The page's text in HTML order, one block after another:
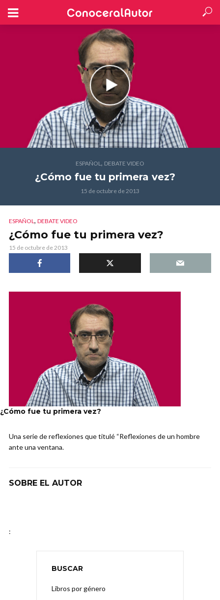
ESPAÑOL, DEBATE VIDEO
¿Cómo fue tu primera vez?
15 de octubre de 2013
ESPAÑOL, DEBATE VIDEO
¿Cómo fue tu primera vez?
15 de octubre de 2013
¿Cómo fue tu primera vez?
Una serie de reflexiones que titulé “Reflexiones de un hombre
ante una ventana.
SOBRE EL AUTOR
:
BUSCAR
Libros por género